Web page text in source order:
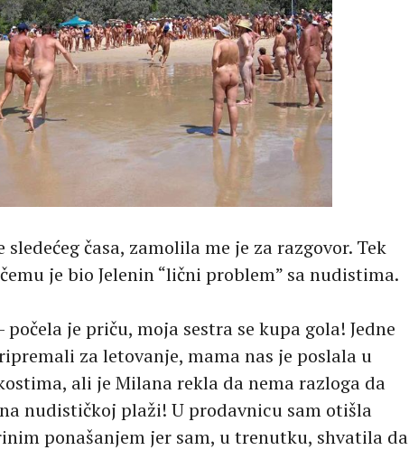
časa, zamolila me je za razgovor. Tek
je bio Jelenin “lični problem” sa nudistima.
je priču, moja sestra se kupa gola! Jedne
za letovanje, mama nas je poslala u
ali je Milana rekla da nema razloga da
nudističkoj plaži! U prodavnicu sam otišla
ponašanjem jer sam, u trenutku, shvatila da